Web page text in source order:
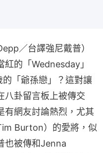
／台譯強尼戴普）
的「Wednesday」
「爺孫戀」？這對讓
八卦留言板上被傳交
有網友討論熱烈，尤其
Burton）的愛將，似
也被傳和Jenna